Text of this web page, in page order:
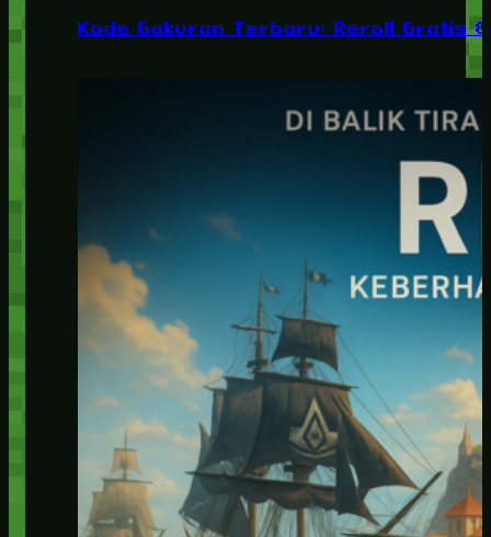
Kode Gakuran Terbaru: Reroll Gratis